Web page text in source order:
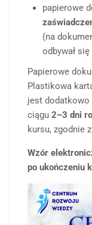
papierowe
(na
odbywał
Papierowe
Plastikowa
jest dodatkowo
ciągu 2–3 dni
kursu, zgodnie
Wzór
po ukończeniu